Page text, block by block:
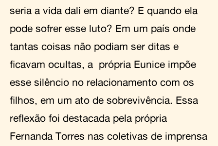
seria a vida dali em diante? E quando ela
pode sofrer esse luto? Em um país onde
tantas coisas não podiam ser ditas e
ficavam ocultas, a própria Eunice impõe
esse silêncio no relacionamento com os
filhos, em um ato de sobrevivência. Essa
reflexão foi destacada pela própria
Fernanda Torres nas coletivas de imprensa